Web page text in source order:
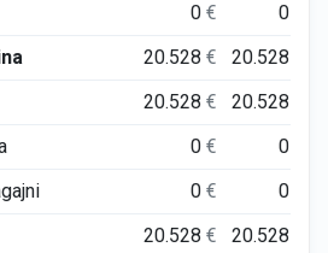
0€ 0
20.528€ 20.528
20.528€ 20.528
0€ 0
0€ 0
20.528€ 20.528